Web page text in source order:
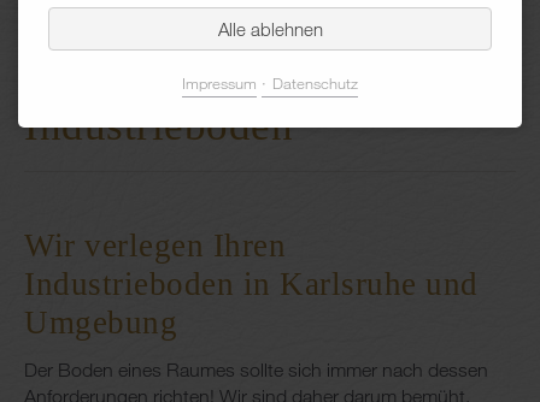
Industrieböden
Wir verlegen Ihren
Industrieboden in Karlsruhe und
Umgebung
Der Boden eines Raumes sollte sich immer nach dessen
Anforderungen richten! Wir sind daher darum bemüht,
Alle ablehnen
Impressum Datenschutz